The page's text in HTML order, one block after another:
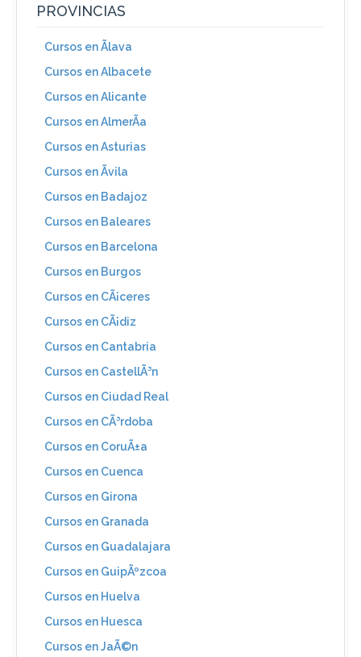
PROVINCIAS
Cursos en Ãlava
Cursos en Albacete
Cursos en Alicante
Cursos en AlmerÃ­a
Cursos en Asturias
Cursos en Ãvila
Cursos en Badajoz
Cursos en Baleares
Cursos en Barcelona
Cursos en Burgos
Cursos en CÃ¡ceres
Cursos en CÃ¡diz
Cursos en Cantabria
Cursos en CastellÃ³n
Cursos en Ciudad Real
Cursos en CÃ³rdoba
Cursos en CoruÃ±a
Cursos en Cuenca
Cursos en Girona
Cursos en Granada
Cursos en Guadalajara
Cursos en GuipÃºzcoa
Cursos en Huelva
Cursos en Huesca
Cursos en JaÃ©n